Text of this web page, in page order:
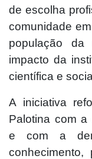
de escolha
comunidade
população da
impacto da
científica e
A iniciativa
Palotina com a
e com a
conhecimento,